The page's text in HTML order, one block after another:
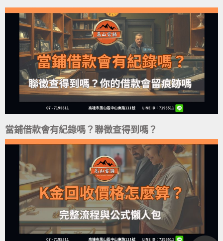
當鋪借款會有紀錄嗎？聯徵查得到嗎？